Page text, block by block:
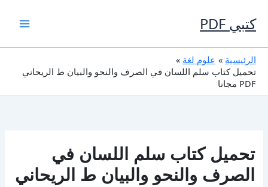
إلى
المحتوى
كتبي PDF
الرئيسية
علوم لغة
تحميل كتاب سلم اللسان في الصرف والنحو والبيان ط الريحاني
PDF مجانا
تحميل كتاب سلم اللسان في
الصرف والنحو والبيان ط الريحاني